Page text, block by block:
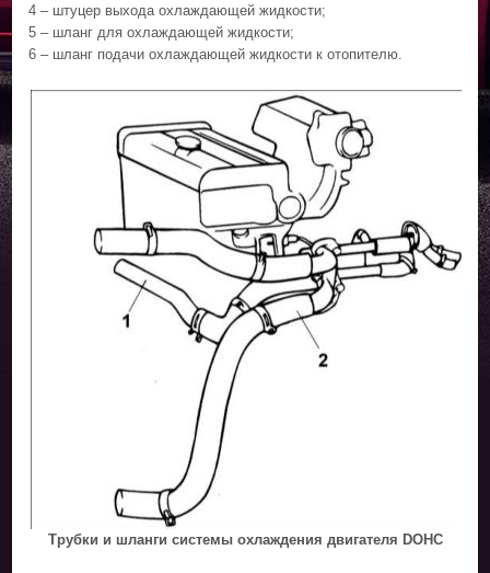
4 – штуцер выхода охлаждающей жидкости;
5 – шланг для охлаждающей жидкости;
6 – шланг подачи охлаждающей жидкости к отопителю.
Трубки и шланги системы охлаждения двигателя DOHC